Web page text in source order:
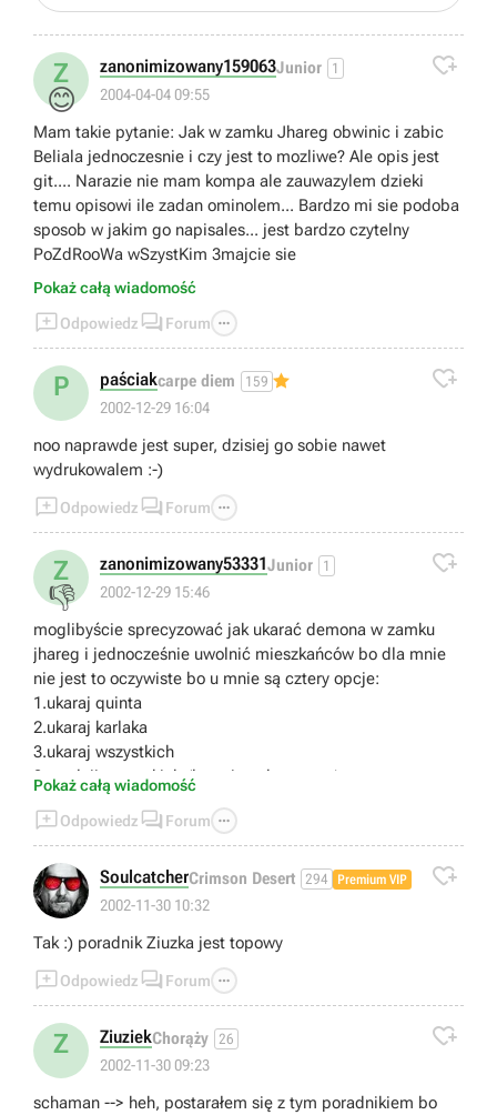
Z
😊
zanonimizowany159063Junior 1
2004-04-04 09:55

Mam takie pytanie: Jak w zamku Jhareg obwinic i zabic
Beliala jednoczesnie i czy jest to mozliwe? Ale opis jest
git.... Narazie nie mam kompa ale zauwazylem dzieki
temu opisowi ile zadan ominolem... Bardzo mi sie podoba
sposob w jakim go napisales... jest bardzo czytelny
PoZdRooWa wSzystKim 3majcie sie
Pokaż całą wiadomość
Odpowiedz  Forum 
P paściakcarpe diem 159
2002-12-29 16:04

noo naprawde jest super, dzisiej go sobie nawet
wydrukowalem :-)
Odpowiedz  Forum 
Z
👎
zanonimizowany53331Junior 1
2002-12-29 15:46

moglibyście sprecyzować jak ukarać demona w zamku
jhareg i jednocześnie uwolnić mieszkańców bo dla mnie
nie jest to oczywiste bo u mnie są cztery opcje:
1.ukaraj quinta
2.ukaraj karlaka
3.ukaraj wszystkich
3.uwolnij wszystkich (łącznie z demonem)
Pokaż całą wiadomość
Odpowiedz  Forum 
SoulcatcherCrimson Desert 294 Premium VIP
2002-11-30 10:32

Tak :) poradnik Ziuzka jest topowy
Odpowiedz  Forum 
Z ZiuziekChorąży 26
2002-11-30 09:23

schaman --> heh, postarałem się z tym poradnikiem bo